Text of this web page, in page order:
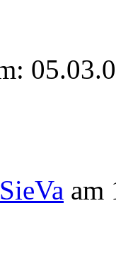
SieVa am